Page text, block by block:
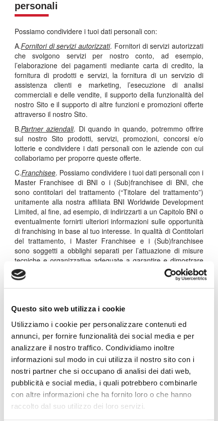
Questo sito web utilizza i cookie
Utilizziamo i cookie per personalizzare contenuti ed
annunci, per fornire funzionalità dei social media e per
analizzare il nostro traffico. Condividiamo inoltre
informazioni sul modo in cui utilizza il nostro sito con i
nostri partner che si occupano di analisi dei dati web,
pubblicità e social media, i quali potrebbero combinarle
con altre informazioni che ha fornito loro o che hanno
raccolto dal suo utilizzo dei loro servizi.
personali
Possiamo condividere i tuoi dati personali con:
A.Fornitori di servizi autorizzati. Fornitori di servizi autorizzati
che svolgono servizi per nostro conto, ad esempio,
l’elaborazione dei pagamenti mediante carta di credito, la
fornitura di prodotti e servizi, la fornitura di un servizio di
assistenza clienti e marketing, l’esecuzione di analisi
commerciali e delle vendite, il supporto della funzionalità del
nostro Sito e il supporto di altre funzioni e promozioni offerte
attraverso il nostro Sito.
B.Partner aziendali. Di quando in quando, potremmo offrire
sul nostro Sito prodotti, servizi, promozioni, concorsi e/o
lotterie e condividere i dati personali con le aziende con cui
collaboriamo per proporre queste offerte.
C.Franchisee. Possiamo condividere i tuoi dati personali con i
Master Franchisee di BNI o i (Sub)franchisee di BNI, che
sono contitolari del trattamento (“Titolare del trattamento”)
unitamente alla nostra affiliata BNI Worldwide Development
Limited, al fine, ad esempio, di indirizzarti a un Capitolo BNI o
eventualmente fornirti ulteriori informazioni sulle opportunità
di franchising in base al tuo interesse. In qualità di Contitolari
del trattamento, i Master Franchisee e i (Sub)franchisee
sono soggetti a obblighi separati per l’attuazione di misure
tecniche e organizzative adeguate a garantire e dimostrare
che le loro attività di trattamento rispettano i requisiti del
Regolamento generale sulla protezione dei dati dell’Unione
europea (il “GDPR” o “Regolamento”).
D.
Altre situazioni
. Possiamo inoltre comunicare le
informazioni che ti riguardano:
se previsto da un obbligo di legge, tra cui, a titolo non
limitativo, un mandato di comparizione o l’ordinanza di
un tribunale;
se richiesto da un’autorità giudiziaria per rispondere a
richieste di cooperazione da parte delle forze dell’ordine
o di altri enti governativi (per questioni sia civili che
penali);